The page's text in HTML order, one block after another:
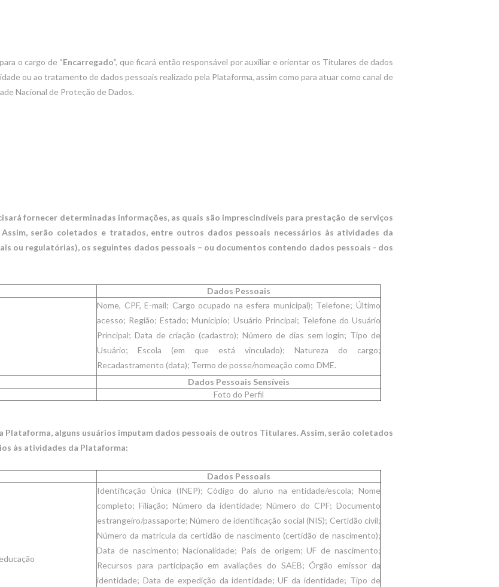
o cargo de “Encarregado”, que ficará então responsável por auxiliar e orientar os Titulares de dados
ou ao tratamento de dados pessoais realizado pela Plataforma, assim como para atuar como canal de
Nacional de Proteção de Dados.
fornecer determinadas informações, as quais são imprescindíveis para prestação de serviços
serão coletados e tratados, entre outros dados pessoais necessários às atividades da
ou regulatórias), os seguintes dados pessoais – ou documentos contendo dados pessoais - dos
Dados Pessoais
Nome, CPF, E-mail; Cargo ocupado na esfera municipal); Telefone; Último
acesso; Região; Estado; Município; Usuário Principal; Telefone do Usuário
Principal; Data de criação (cadastro); Número de dias sem login; Tipo de
Usuário; Escola (em que está vinculado); Natureza do cargo;
Recadastramento (data); Termo de posse/nomeação como DME.
Dados Pessoais Sensíveis
Foto do Perfil
alguns usuários imputam dados pessoais de outros Titulares. Assim, serão coletados
às atividades da Plataforma:
Dados Pessoais
Identificação Única (INEP); Código do aluno na entidade/escola; Nome
completo; Filiação; Número da identidade; Número do CPF; Documento
estrangeiro/passaporte; Número de identificação social (NIS); Certidão civil;
Número da matrícula da certidão de nascimento (certidão de nascimento);
Data de nascimento; Nacionalidade; País de origem; UF de nascimento;
Recursos para participação em avaliações do SAEB; Órgão emissor da
identidade; Data de expedição da identidade; UF da identidade; Tipo de